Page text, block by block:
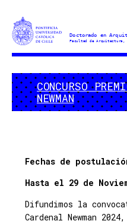
Doctorado
Arquitectura
y
Estudios
Urbanos
CONCURSO
NEWMAN
Fechas de
Hasta el 29 de
Difundimos la
Cardenal Newman